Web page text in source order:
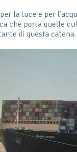
la luce e per
che porta quelle
di questa catena.